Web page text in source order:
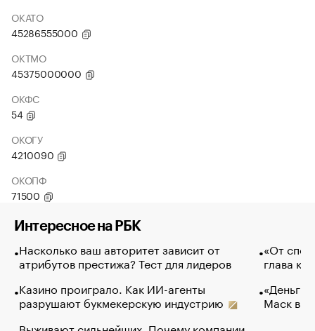
ОКАТО
45286555000
ОКТМО
45375000000
ОКФС
54
ОКОГУ
4210090
ОКОПФ
71500
Интересное на РБК
Насколько ваш авторитет зависит от
атрибутов престижа? Тест для лидеров
Казино проиграло. Как ИИ-агенты
разрушают букмекерскую индустрию
«От
глава
«Деньги
Маск в